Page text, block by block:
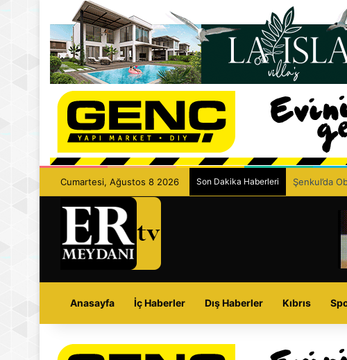
Cumartesi, Ağustos 8 2026 Son Dakika Haberleri Şenkul’da
Anasayfa İç Haberler Dış Haberler Kıbrıs